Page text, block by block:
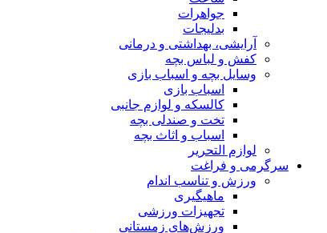
جواهرات
بدلیجات
آرایشی، بهداشتی و درمانی
کفش و لباس بچه
وسایل بچه و اسباب بازی
اسباب بازی
کالسکه و لوازم جانبی
تخت و صندلی بچه
اسباب و اثاث بچه
لوازم التحریر
سرگرمی و فراغت
ورزش و تناسب اندام
ماهیگیری
تجهیزات ورزشی
ورزش‌های زمستانی